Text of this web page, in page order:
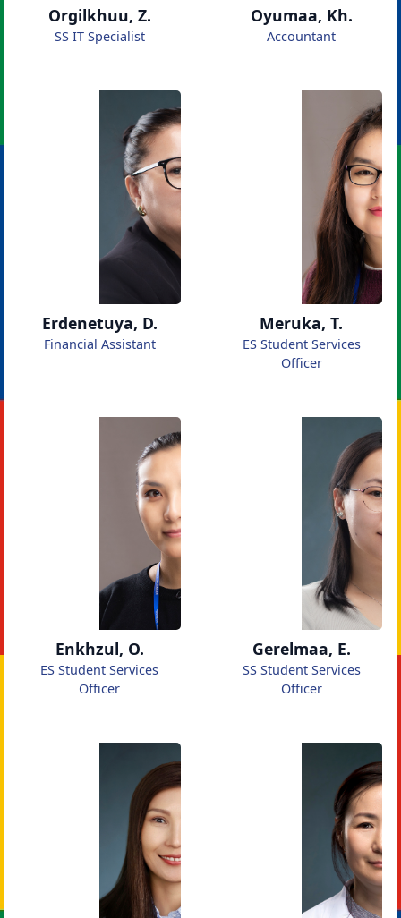
Orgilkhuu, Z.
SS IT Specialist
Oyumaa, Kh.
Accountant
Erdenetuya, D.
Financial Assistant
Meruka, T.
ES Student Services
Officer
Enkhzul, O.
ES Student Services
Officer
Gerelmaa, E.
SS Student Services
Officer